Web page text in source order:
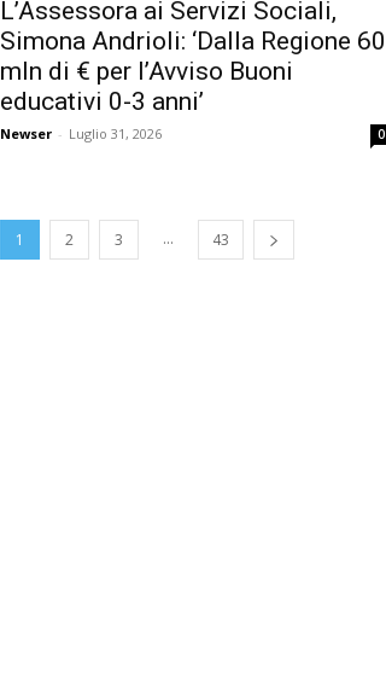
L’Assessora ai Servizi Sociali,
Simona Andrioli: ‘Dalla Regione 60
mln di € per l’Avviso Buoni
educativi 0-3 anni’
Newser - Luglio 31, 2026 0
1 2 3 ... 43